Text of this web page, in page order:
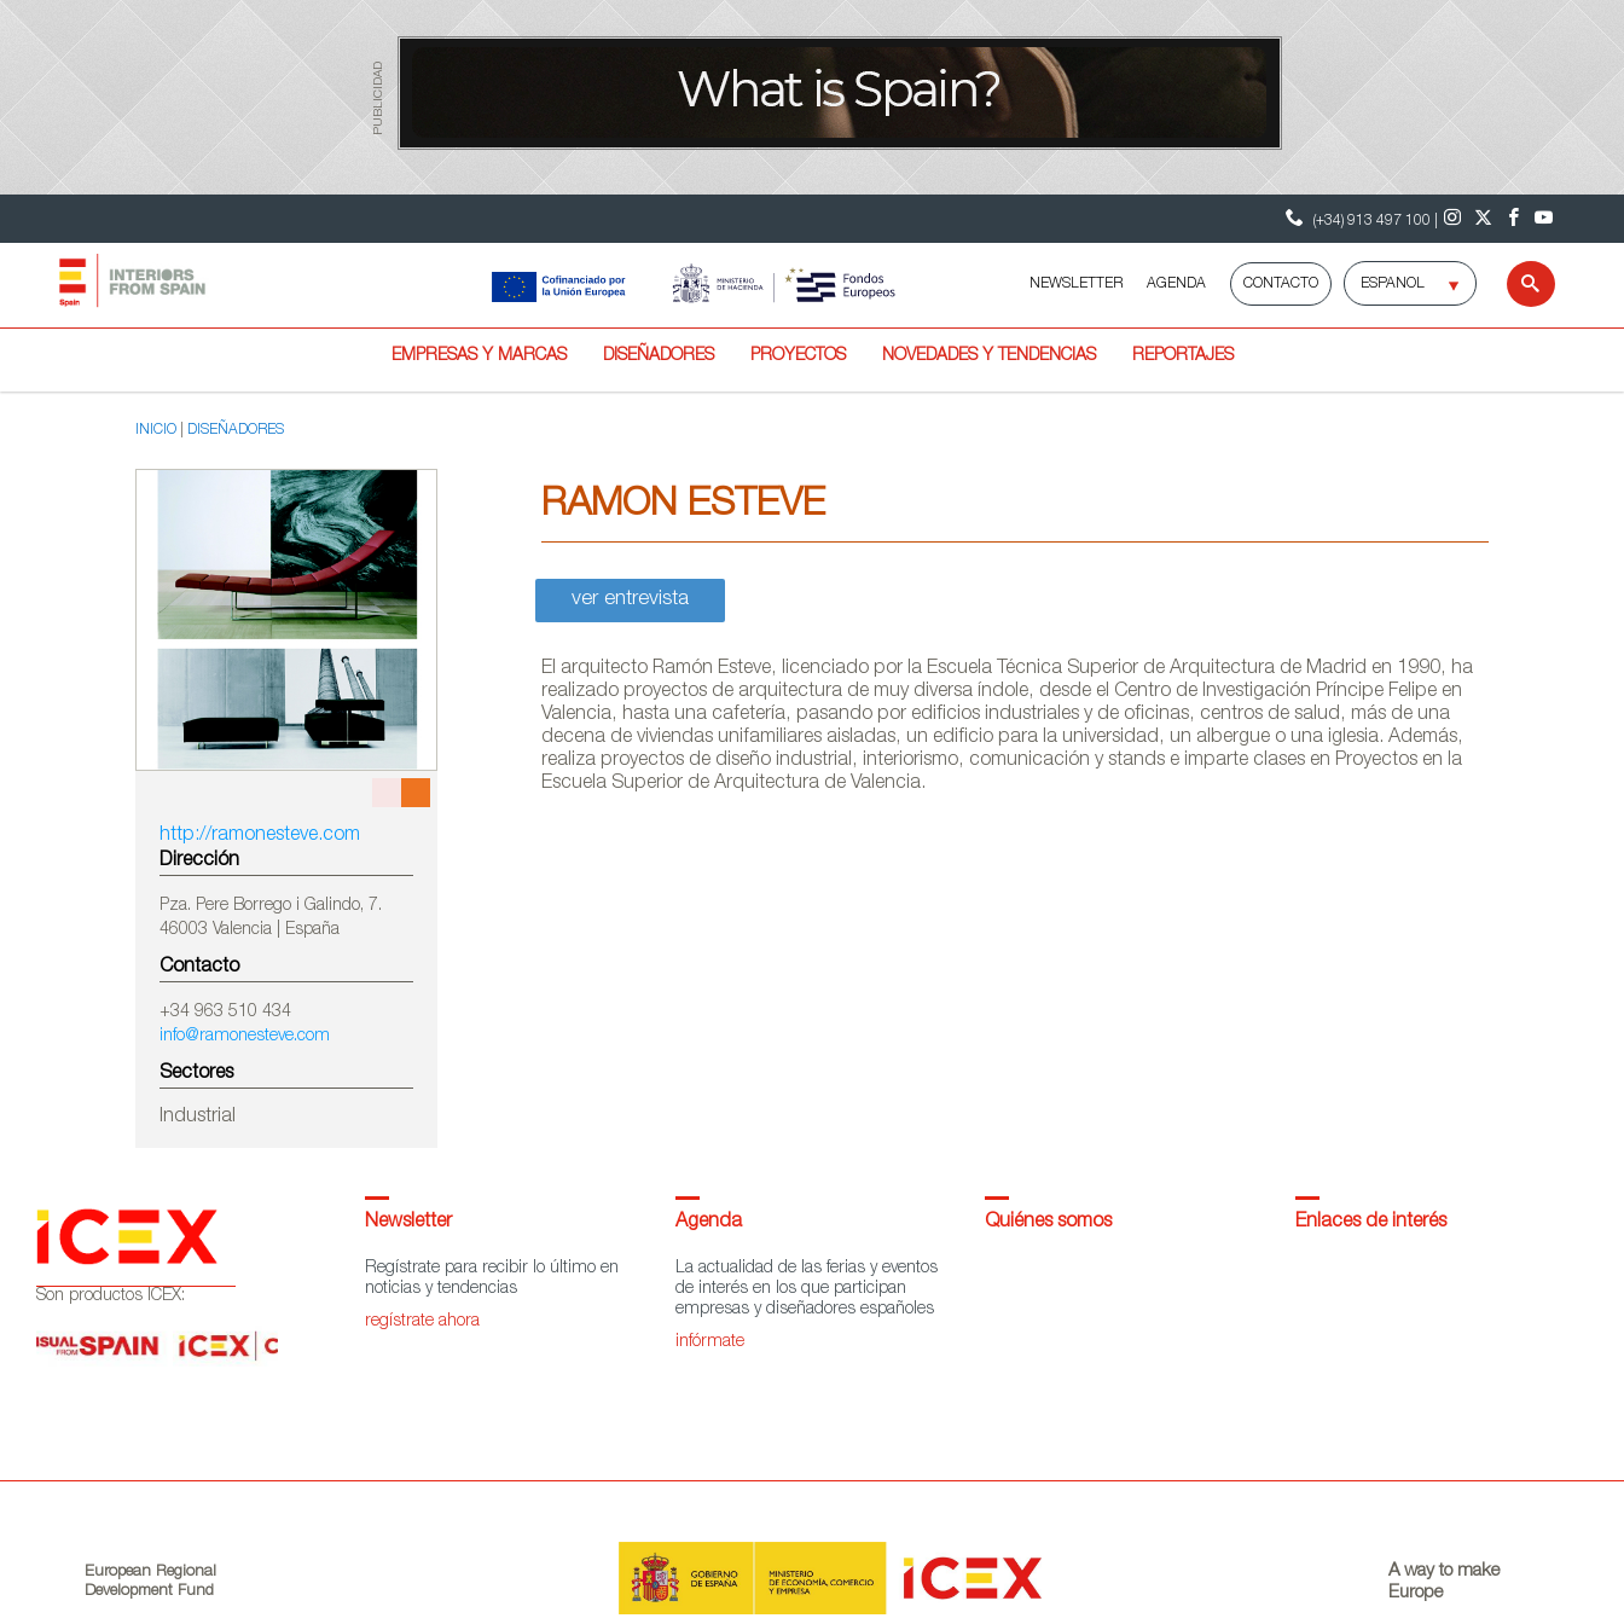
PUBLICIDAD
(+34) 913 497 100 |
NEWSLETTER AGENDA CONTACTO
Selecciona
idioma
Buscar
EMPRESAS Y MARCAS DISEÑADORES PROYECTOS NOVEDADES Y TENDENCIAS REPORTAJES
INICIO DISEÑADORES
http://ramonesteve.com
Dirección
Pza. Pere Borrego i Galindo, 7.
46003 Valencia | España
Contacto
+34 963 510 434
info@ramonesteve.com
Sectores
Industrial
RAMON ESTEVE
ver entrevista
El arquitecto Ramón Esteve, licenciado por la Escuela Técnica Superior de Arquitectura de Madrid en 1990, ha
realizado proyectos de arquitectura de muy diversa índole, desde el Centro de Investigación Príncipe Felipe en
Valencia, hasta una cafetería, pasando por edificios industriales y de oficinas, centros de salud, más de una
decena de viviendas unifamiliares aisladas, un edificio para la universidad, un albergue o una iglesia. Además,
realiza proyectos de diseño industrial, interiorismo, comunicación y stands e imparte clases en Proyectos en la
Escuela Superior de Arquitectura de Valencia.
Son productos ICEX:
Newsletter
Regístrate para recibir lo último en
noticias y tendencias
regístrate ahora
Agenda
La actualidad de las ferias y eventos
de interés en los que participan
empresas y diseñadores españoles
infórmate
Quiénes somos Enlaces de interés
European Regional
Development Fund
A way to make
Europe